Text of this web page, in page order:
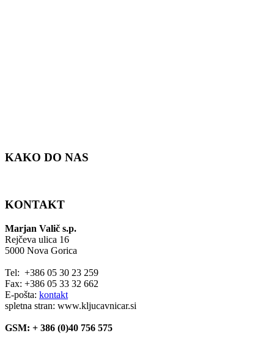
KAKO DO NAS
KONTAKT
Marjan Valič s.p.
Rejčeva ulica 16
5000 Nova Gorica
Tel: +386 05 30 23 259
Fax: +386 05 33 32 662
E-pošta: kontakt
spletna stran: www.kljucavnicar.si
GSM: + 386 (0)40 756 575